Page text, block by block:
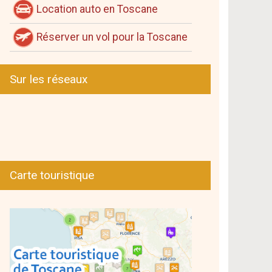
Location auto en Toscane
Réserver un vol pour la Toscane
Sur les réseaux
Carte touristique